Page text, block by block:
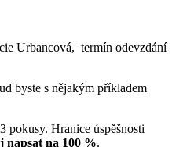
Urbancová, termín odevzdání
byste s nějakým příkladem
pokusy. Hranice úspěšnosti
napsat na 100 %.